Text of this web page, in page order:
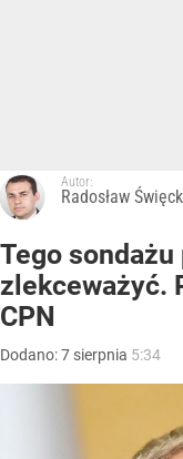
Autor:
Radosław
Tego
zlekceważyć.
CPN
Dodano:7 sierpnia 5:34